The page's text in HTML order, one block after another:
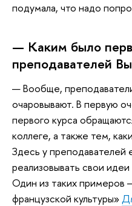
подумала, что надо
— Каким было
преподавателей
— Вообще,
очаровывают. В первую
первого курса
коллеге, а также тем,
Здесь у преподавателей
реализовывать свои
Один из таких примеров
французской культуры»